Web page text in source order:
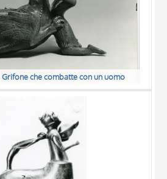
Grifone che combatte con un uomo